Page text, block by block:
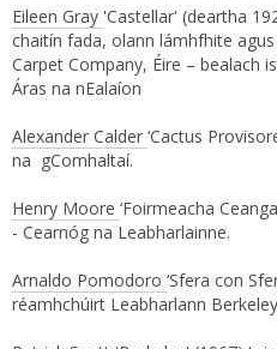
Eileen Gray 'Castellar' (deartha
chaitín fada, olann lámhfhite
Carpet Company, Éire – bealach
Áras na nEalaíon
Alexander Calder ‘Cactus
na gComhaltaí.
Henry Moore ‘Foirmeacha
- Cearnóg na Leabharlainne.
Arnaldo Pomodoro ‘Sfera con
réamhchúirt Leabharlann